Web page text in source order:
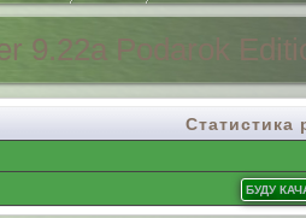
9.22a Podarok
Статистика